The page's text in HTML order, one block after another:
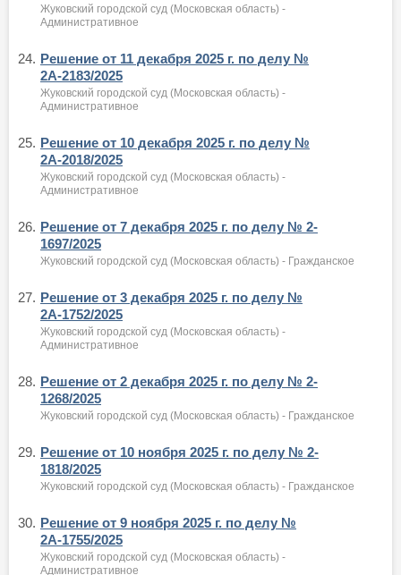
Жуковский городской суд (Московская область) -
Административное
24. Решение от 11 декабря 2025 г. по делу №
2А-2183/2025
Жуковский городской суд (Московская область) -
Административное
25. Решение от 10 декабря 2025 г. по делу №
2А-2018/2025
Жуковский городской суд (Московская область) -
Административное
26. Решение от 7 декабря 2025 г. по делу № 2-
1697/2025
Жуковский городской суд (Московская область) - Гражданское
27. Решение от 3 декабря 2025 г. по делу №
2А-1752/2025
Жуковский городской суд (Московская область) -
Административное
28. Решение от 2 декабря 2025 г. по делу № 2-
1268/2025
Жуковский городской суд (Московская область) - Гражданское
29. Решение от 10 ноября 2025 г. по делу № 2-
1818/2025
Жуковский городской суд (Московская область) - Гражданское
30. Решение от 9 ноября 2025 г. по делу №
2А-1755/2025
Жуковский городской суд (Московская область) -
Административное